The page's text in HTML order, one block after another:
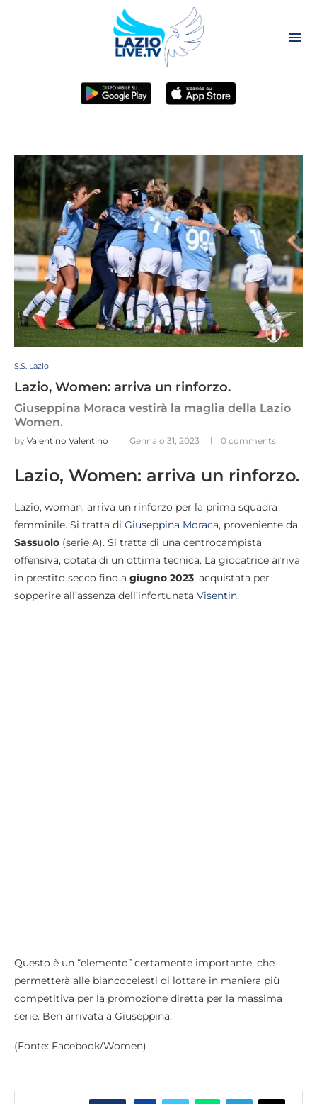
S.S. Lazio
Lazio, Women: arriva un rinforzo.
Giuseppina Moraca vestirà la maglia della Lazio
Women.
by Valentino Valentino Gennaio 31, 2023 0 comments
Lazio, Women: arriva un rinforzo.
Lazio, woman: arriva un rinforzo per la prima squadra
femminile. Si tratta di Giuseppina Moraca, proveniente da
Sassuolo (serie A). Si tratta di una centrocampista
offensiva, dotata di un ottima tecnica. La giocatrice arriva
in prestito secco fino a giugno 2023, acquistata per
sopperire all’assenza dell’infortunata Visentin.
Questo è un “elemento” certamente importante, che
permetterà alle biancocelesti di lottare in maniera più
competitiva per la promozione diretta per la massima
serie. Ben arrivata a Giuseppina.
(Fonte: Facebook/Women)